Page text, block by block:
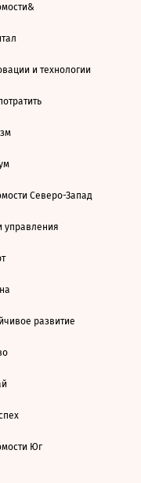
и технологии
Северо-Запад
управления
развитие
Юг